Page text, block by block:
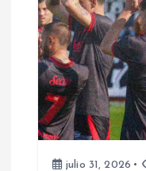
ó
n
d
e
julio 31, 2026